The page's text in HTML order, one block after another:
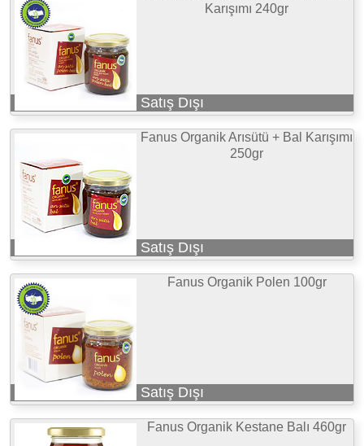
Karışımı 240gr
Satış Dışı
Fanus Organik Arısütü + Bal Karışımı
250gr
Satış Dışı
Fanus Organik Polen 100gr
Satış Dışı
Fanus Organik Kestane Balı 460gr